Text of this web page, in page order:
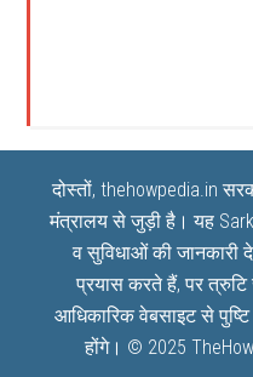
दोस्तों, thehowpedia.in
मंत्रालय से जुड़ी है। यह
व सुविधाओं की जानकारी
प्रयास करते हैं, पर
आधिकारिक वेबसाइट से
होंगे। © 2025